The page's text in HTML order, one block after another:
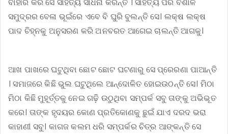
ସମୁଦ୍ରର ବେଳା ଭୂଇଁରେ ଏବେ ବି ଘୁରି ବୁଲନ୍ତି ସେ। ଲକ୍ଷ ଲକ୍ଷ
ପାଦ ଚିହ୍ନକୁ ଅନୁସରଣ କରି ଅନବରତ ଆଗେଇ ଚାଲନ୍ତି ଆଗକୁ।
ଆଖ ପାଖରେ ଘଟୁଥିବା ଛୋଟ ଛୋଟ ଘଟଣାରୁ ସେ ପ୍ରେରଣା ପାଆନ୍ତି
। ସମାଜରେ କିଛି ଭୁଲ ଘଟୁଥିଲେ ଆନ୍ଦୋଳିତ ହୋଇଉଠନ୍ତି ସେ। ମିଠା
ମିଠା କିଛି ମୁହୂର୍ତ୍ତକୁ ନେଇ ଗଢ଼ି ଉଠୁଥିବା ସମ୍ପର୍କ ସବୁ ତାଙ୍କୁ ଅଭିଭୂତ
କରେ। ତାଙ୍କ ହୃଦୟର କୋଣ ପ୍ରତିକୋଣକୁ ଛୁଇଁ ଯାଏ ଦରଦ ଭରା
କାହାଣୀ ସବୁ। କାଗଜ କଲମ ଧରି ସମ୍ପର୍କର ଚିତ୍ର ଆଙ୍କନ୍ତି ସେ